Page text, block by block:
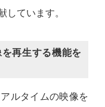
しています。
再生する機能を
ルタイムの映像を